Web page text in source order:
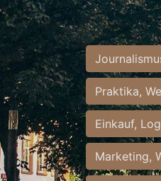
Praktika,
Einkauf,
Marketing,